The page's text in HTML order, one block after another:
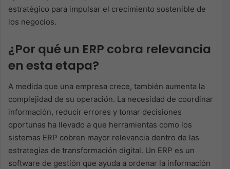
estratégico para impulsar el crecimiento sostenible de
los negocios.
¿Por qué un ERP cobra relevancia
en esta etapa?
A medida que una empresa crece, también aumenta la
complejidad de su operación. La necesidad de coordinar
información, reducir errores y tomar decisiones
oportunas ha llevado a que herramientas como los
sistemas ERP cobren mayor relevancia dentro de las
estrategias de transformación digital. Un ERP es un
software de gestión que ayuda a ordenar la información